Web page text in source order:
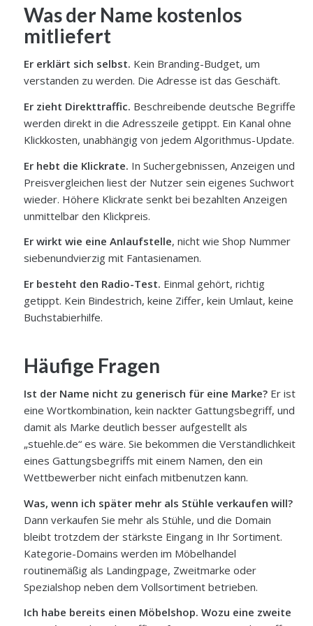
Was der Name kostenlos
mitliefert
Er erklärt sich selbst. Kein Branding-Budget, um
verstanden zu werden. Die Adresse ist das Geschäft.
Er zieht Direkttraffic. Beschreibende deutsche Begriffe
werden direkt in die Adresszeile getippt. Ein Kanal ohne
Klickkosten, unabhängig von jedem Algorithmus-Update.
Er hebt die Klickrate. In Suchergebnissen, Anzeigen und
Preisvergleichen liest der Nutzer sein eigenes Suchwort
wieder. Höhere Klickrate senkt bei bezahlten Anzeigen
unmittelbar den Klickpreis.
Er wirkt wie eine Anlaufstelle, nicht wie Shop Nummer
siebenundvierzig mit Fantasienamen.
Er besteht den Radio-Test. Einmal gehört, richtig
getippt. Kein Bindestrich, keine Ziffer, kein Umlaut, keine
Buchstabierhilfe.
Häufige Fragen
Ist der Name nicht zu generisch für eine Marke?Er ist
eine Wortkombination, kein nackter Gattungsbegriff, und
damit als Marke deutlich besser aufgestellt als
„stuehle.de“ es wäre. Sie bekommen die Verständlichkeit
eines Gattungsbegriffs mit einem Namen, den ein
Wettbewerber nicht einfach mitbenutzen kann.
Was, wenn ich später mehr als Stühle verkaufen will?
Dann verkaufen Sie mehr als Stühle, und die Domain
bleibt trotzdem der stärkste Eingang in Ihr Sortiment.
Kategorie-Domains werden im Möbelhandel
routinemäßig als Landingpage, Zweitmarke oder
Spezialshop neben dem Vollsortiment betrieben.
Ich habe bereits einen Möbelshop. Wozu eine zweite